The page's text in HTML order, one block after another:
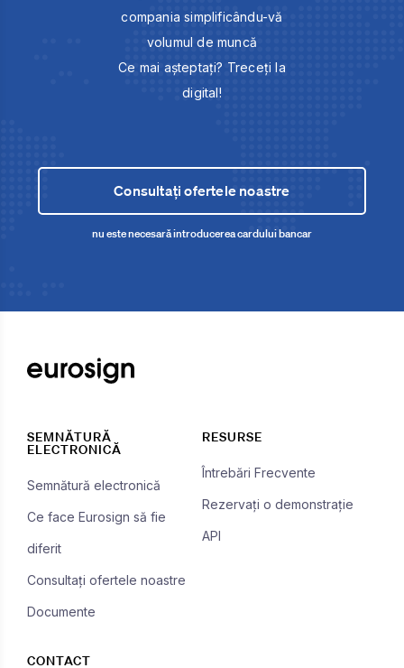
compania simplificându-vă
volumul de muncă
Ce mai așteptați? Treceți la
digital!
Consultați ofertele noastre
nu este necesară introducerea cardului bancar
SEMNĂTURĂ
ELECTRONICĂ
Semnătură electronică
Ce face Eurosign să fie
diferit
Consultați ofertele noastre
Documente
RESURSE
Întrebări Frecvente
Rezervați o demonstrație
API
CONTACT